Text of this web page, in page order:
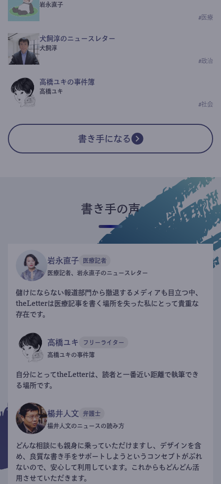
岩永直子
# 医療
犬飼淳のニュースレター
犬飼淳
#政治
高橋ユキの事件簿
高橋ユキ
#社会
書き手になる
書き手の声
岩永直子 医療記者
医療記者、岩永直子のニュースレター
儲けにならない報道部門から撤退するメディアも目立つ中、
theLetterは医療記事を書く場所を失った私にとって貴重な
存在です。
高橋ユキ フリーライター
高橋ユキの事件簿
自分にとってtheLetterは、読者と一番近い距離で執筆でき
る場所です。
楊井人文 弁護士
楊井人文のニュースの読み方
どんな相談にも親身に乗っていただけますし、デザインを含
め、良質な書き手をサポートしようというコンセプトがぶれ
ないので、安心して利用しています。これからもどんどん活
用させていただきます。